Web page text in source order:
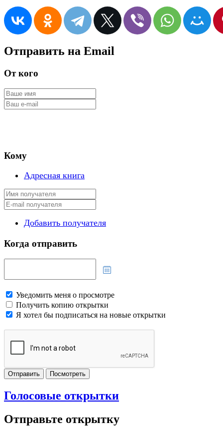
Отправить на Email
От кого
Кому
Адресная книга
Добавить получателя
Когда отправить
Уведомить меня о просмотре
Получить копию открытки
Я хотел бы подписаться на новые открытки
Отправить Посмотреть
Голосовые открытки
Отправьте открытку